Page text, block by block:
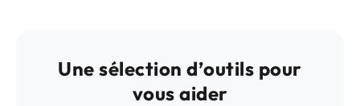
Une sélection d’outils pour
vous aider